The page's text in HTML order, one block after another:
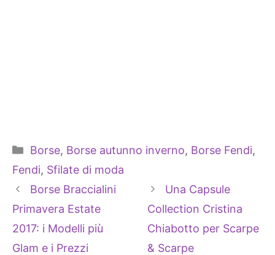
Categorie
Borse, Borse autunno inverno, Borse Fendi,
Fendi, Sfilate di moda
Borse Braccialini
Primavera Estate
2017: i Modelli più
Glam e i Prezzi
Una Capsule
Collection Cristina
Chiabotto per Scarpe
& Scarpe